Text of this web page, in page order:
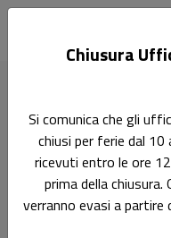
Luciano
Pagina di
Chiusura
Si comunica che gli
chiusi per ferie dal
ricevuti entro le ore
prima della
verranno evasi a